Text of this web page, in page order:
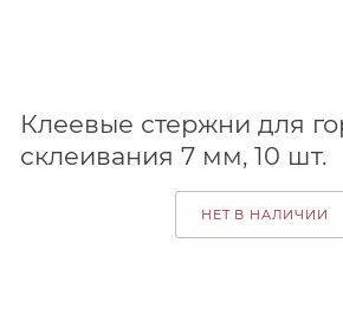
Клеевые стержни для
склеивания 7 мм, 10 шт.
НЕТ В НАЛИЧИИ